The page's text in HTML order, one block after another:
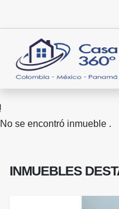
No se encontró inmueble .
INMUEBLES